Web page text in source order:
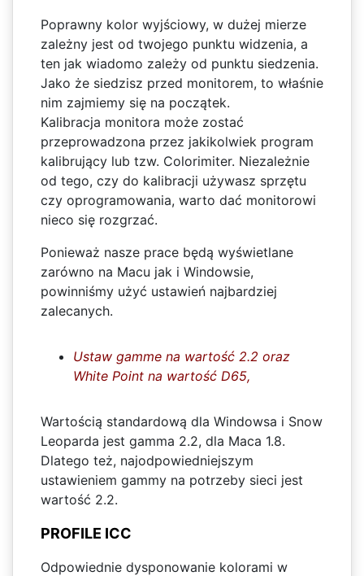
Poprawny kolor wyjściowy, w dużej mierze
zależny jest od twojego punktu widzenia, a
ten jak wiadomo zależy od punktu siedzenia.
Jako że siedzisz przed monitorem, to właśnie
nim zajmiemy się na początek.
Kalibracja monitora może zostać
przeprowadzona przez jakikolwiek program
kalibrujący lub tzw. Colorimiter. Niezależnie
od tego, czy do kalibracji używasz sprzętu
czy oprogramowania, warto dać monitorowi
nieco się rozgrzać.
Ponieważ nasze prace będą wyświetlane
zarówno na Macu jak i Windowsie,
powinniśmy użyć ustawień najbardziej
zalecanych.
Ustaw gamme na wartość 2.2 oraz
White Point na wartość D65,
Wartością standardową dla Windowsa i Snow
Leoparda jest gamma 2.2, dla Maca 1.8.
Dlatego też, najodpowiedniejszym
ustawieniem gammy na potrzeby sieci jest
wartość 2.2.
PROFILE ICC
Odpowiednie dysponowanie kolorami w